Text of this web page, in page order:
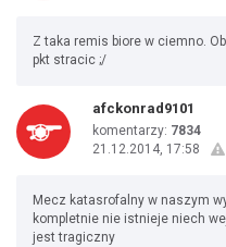
Z taka remis biore w ciemno.
pkt stracic ;/
afckonrad9101
komentarzy: 7834
21.12.2014, 17:58
Mecz katasrofalny w naszym
kompletnie nie istnieje niech
jest tragiczny